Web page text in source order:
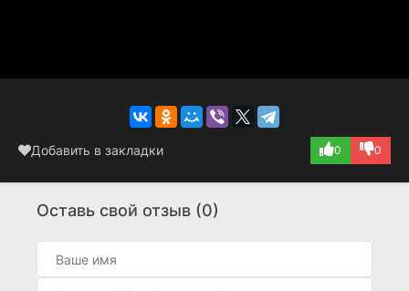
Добавить в закладки 0 0
Оставь свой отзыв (0)